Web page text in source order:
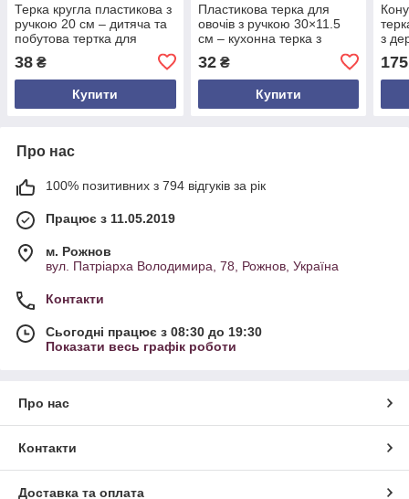
Терка кругла пластикова з
ручкою 20 см – дитяча та
побутова тертка для
дерунів, часнику
38 ₴
Купити
Пластикова терка для
овочів з ручкою 30×11.5
см – кухонна терка з
великими отворами для
буряків, фруктів
32₴
Купити
з
175
Про нас
100% позитивних з 794 відгуків за рік
Працює з 11.05.2019
м. Рожнов
вул. Патріарха Володимира, 78, Рожнов, Україна
Контакти
Сьогодні працює з 08:30 до 19:30
Показати весь графік роботи
Про нас
Контакти
Доставка та оплата